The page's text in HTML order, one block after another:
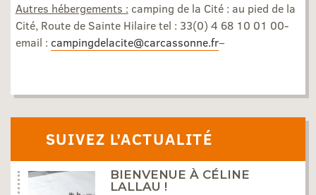
Autres hébergements : camping de la Cité : au pied de la
Cité, Route de Sainte Hilaire tel : 33(0) 4 68 10 01 00-
email : campingdelacite@carcassonne.fr–
SUIVEZ L’ACTUALITÉ
BIENVENUE À CÉLINE
LALLAU !